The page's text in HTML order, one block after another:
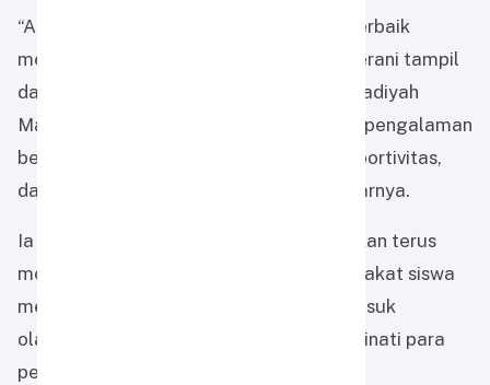
“Anak-anak sudah menunjukkan usaha terbaik
mereka. Kami bangga karena mereka berani tampil
dan membawa nama SD Alam Muhammadiyah
Martapura di ajang nasional. Ini menjadi pengalaman
berharga untuk membangun karakter, sportivitas,
dan semangat berprestasi sejak dini,” ujarnya.
Ia juga menambahkan bahwa sekolah akan terus
mendukung pengembangan minat dan bakat siswa
melalui berbagai kegiatan positif, termasuk
olahraga panahan yang kini semakin diminati para
pelajar.